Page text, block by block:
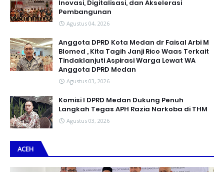
Inovasi, Digitalisasi, dan Akselerasi
Pembangunan
Agustus 04, 2026
Anggota DPRD Kota Medan dr Faisal Arbi M
Blomed , Kita Tagih Janji Rico Waas Terkait
Tindaklanjuti Aspirasi Warga Lewat WA
Anggota DPRD Medan
Agustus 03, 2026
Komisi I DPRD Medan Dukung Penuh
Langkah Tegas APH Razia Narkoba di THM
Agustus 03, 2026
ACEH